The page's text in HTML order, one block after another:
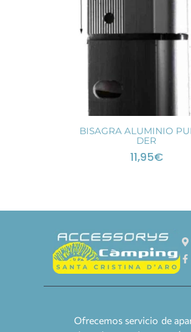
BISAGRA ALUMINIO
DER
11,95€
Ofrecemos servicio de